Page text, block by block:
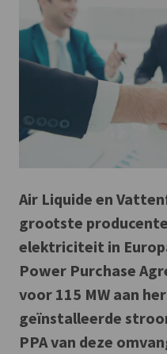
Air Liquide en
grootste
elektriciteit in
Power Purchase
voor 115 MW aan
geïnstalleerde
PPA van deze